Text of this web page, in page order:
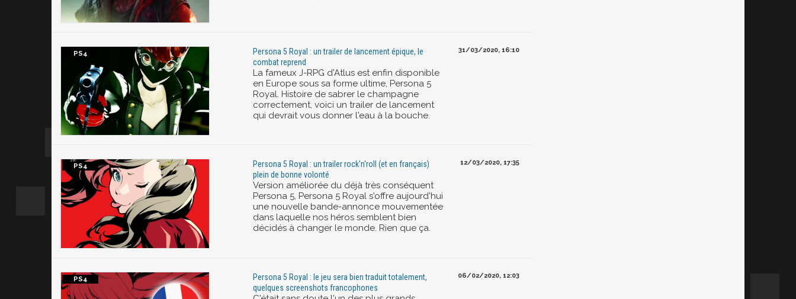
Persona 5 Royal : un trailer de lancement épique, le
combat reprend
La fameux J-RPG d'Atlus est enfin disponible
en Europe sous sa forme ultime, Persona 5
Royal. Histoire de sabrer le champagne
correctement, voici un trailer de lancement
qui devrait vous donner l'eau à la bouche.
31/03/2020, 16:10
Persona 5 Royal : un trailer rock'n'roll (et en français)
plein de bonne volonté
Version améliorée du déjà très conséquent
Persona 5, Persona 5 Royal s'offre aujourd'hui
une nouvelle bande-annonce mouvementée
dans laquelle nos héros semblent bien
décidés à changer le monde. Rien que ça.
12/03/2020, 17:35
Persona 5 Royal : le jeu sera bien traduit totalement,
quelques screenshots francophones
06/02/2020, 12:03